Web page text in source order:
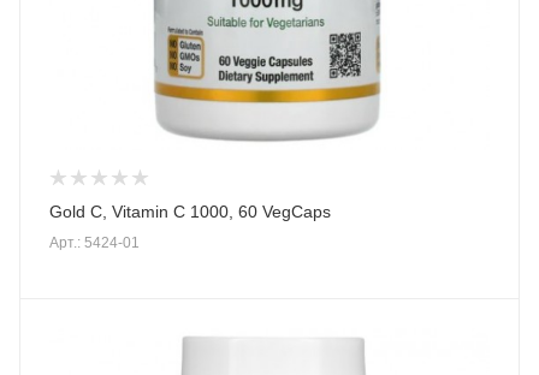
Gold C, Vitamin C 1000, 60 VegCaps
Арт.: 5424-01